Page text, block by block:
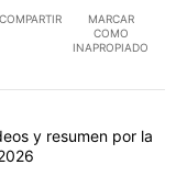
COMPARTIR
MARCAR
COMO
INAPROPIADO
en los
2-3 Atlante:
y resumen por la